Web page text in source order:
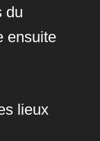
du
ensuite
lieux